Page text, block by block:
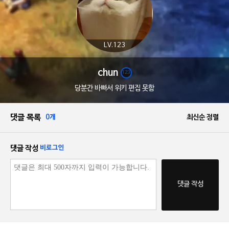
LV.123
chun 123
당분간 바빠서 위키 편집 못함
댓글 목록 0개 최신순 정렬
댓글 작성 비로그인
댓글 작성